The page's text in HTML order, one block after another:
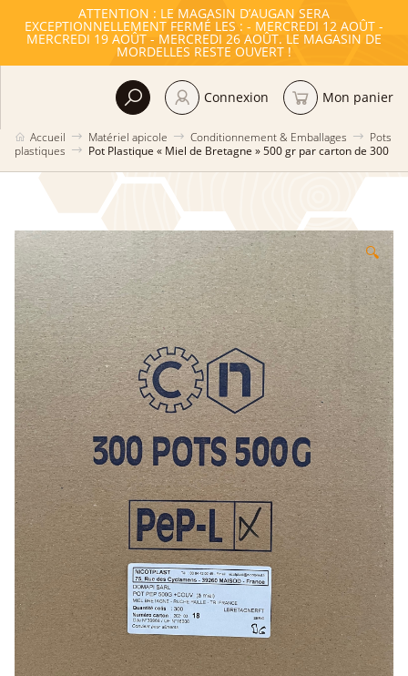
ATTENTION : LE MAGASIN D’AUGAN SERA
EXCEPTIONNELLEMENT FERMÉ LES : - MERCREDI 12 AOÛT -
MERCREDI 19 AOÛT - MERCREDI 26 AOÛT. LE MAGASIN DE
MORDELLES RESTE OUVERT !
Accueil Matériel apicole Conditionnement & Emballages
Pots
plastiques
Pot Plastique « Miel de Bretagne » 500 gr par carton de 300
Connexion Mon panier
🔍